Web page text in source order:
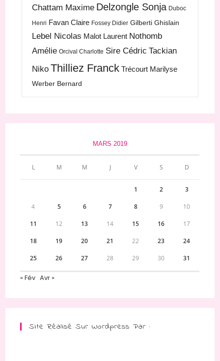
Chattam Maxime Delzongle Sonja Duboc
Henri Favan Claire Fossey Didier Gilberti Ghislain
Lebel Nicolas Malot Laurent Nothomb
Amélie Orcival Charlotte Sire Cédric Tackian
Niko Thilliez Franck Trécourt Marilyse
Werber Bernard
MARS 2019
L M M J V S D
1 2 3
4 5 6 7 8 9 10
11 12 13 14 15 16 17
18 19 20 21 22 23 24
25 26 27 28 29 30 31
« Fév Avr »
Site Réalisé Sur Wordpress Par :